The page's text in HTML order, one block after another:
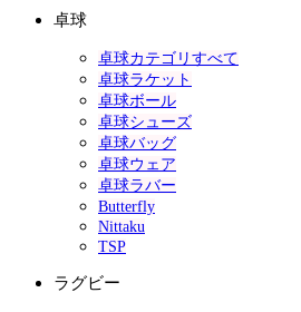
卓球
卓球カテゴリすべて
卓球ラケット
卓球ボール
卓球シューズ
卓球バッグ
卓球ウェア
卓球ラバー
Butterfly
Nittaku
TSP
ラグビー